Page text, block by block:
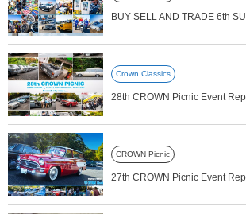
BUY SELL AND TRADE 6th
Crown Classics
28th CROWN Picnic Event
CROWN Picnic
27th CROWN Picnic Event